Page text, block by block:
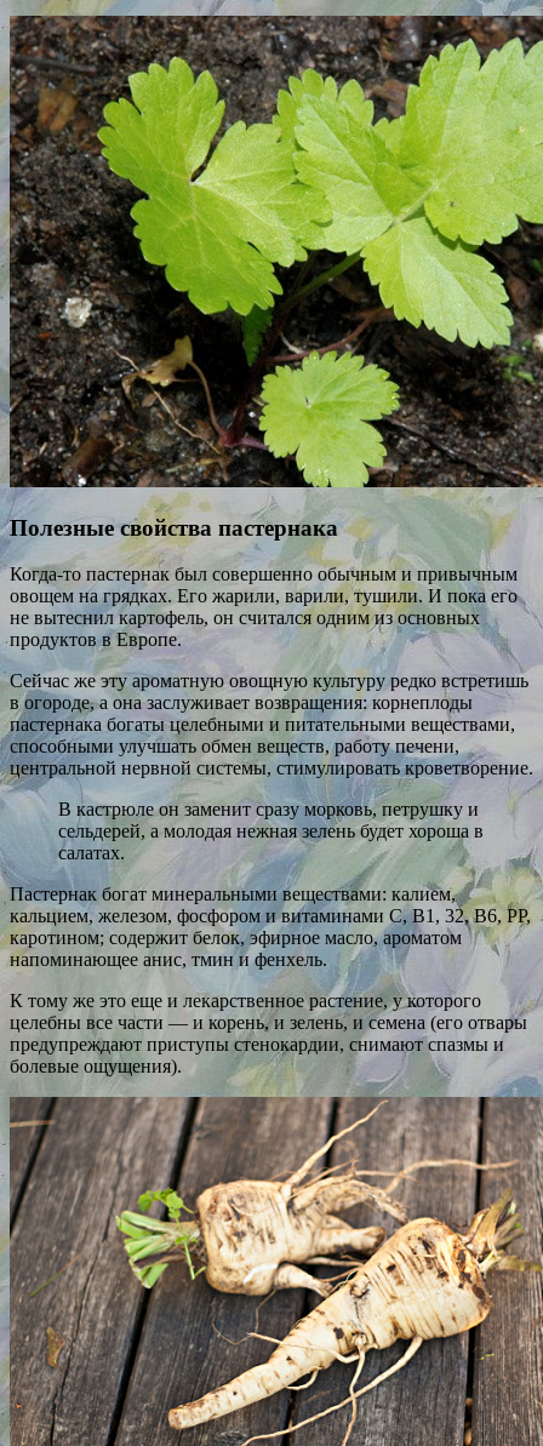
Полезные свойства пастернака
Когда-то пастернак был совершенно обычным и привычным
овощем на грядках. Его жарили, варили, тушили. И пока его
не вытеснил картофель, он считался одним из основных
продуктов в Европе.
Сейчас же эту ароматную овощную культуру редко встретишь
в огороде, а она заслуживает возвращения: корнеплоды
пастернака богаты целебными и питательными веществами,
способными улучшать обмен веществ, работу печени,
центральной нервной системы, стимулировать кроветворение.
В кастрюле он заменит сразу морковь, петрушку и
сельдерей, а молодая нежная зелень будет хороша в
салатах.
Пастернак богат минеральными веществами: калием,
кальцием, железом, фосфором и витаминами С, В1, 32, В6, РР,
каротином; содержит белок, эфирное масло, ароматом
напоминающее анис, тмин и фенхель.
К тому же это еще и лекарственное растение, у которого
целебны все части — и корень, и зелень, и семена (его отвары
предупреждают приступы стенокардии, снимают спазмы и
болевые ощущения).